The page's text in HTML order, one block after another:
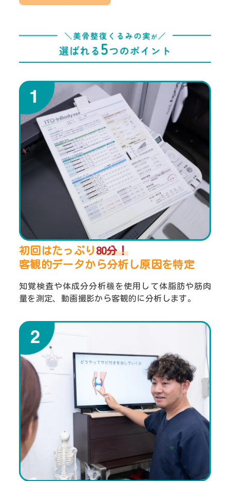
初回はたっぷり 80分！
客観的データから分析し原因を特定
知覚検査や体成分分析機を使用して体脂肪や筋肉
量を測定、動画撮影から客観的に分析します。